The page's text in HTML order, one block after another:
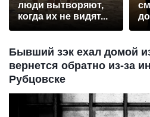
люди вытворяют,
когда их не видят...
Бывший зэк ехал домой
вернется обратно из-за
Рубцовске